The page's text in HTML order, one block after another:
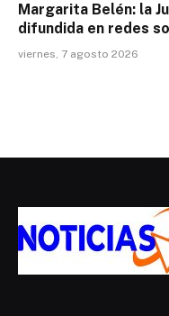
Margarita Belén: la
difundida en redes
viernes, 7 agosto 2026